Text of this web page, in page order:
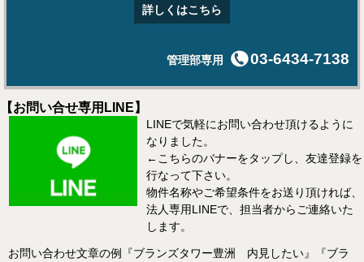
詳しくはこちら
管理部専用 03-6434-7138
【お問い合せ専用LINE】
LINEで気軽にお問い合わせ頂けるように
なりました。
←こちらのバナーをタップし、友達登録を
行なって下さい。
物件名称やご希望条件をお送り頂ければ、
法人専用LINEで、担当者からご連絡いた
します。
お問い合わせ文章の例『ブランズタワー豊洲 内見したい』『ブラ